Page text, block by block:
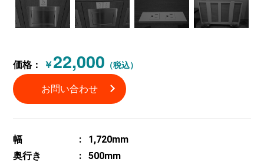
価格： ￥22,000 （税込）
お問い合わせ
幅
1,720mm
奥行き
500mm